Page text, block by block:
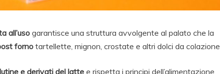
all’usogarantisce una struttura avvolgente al palato che la
forno tartellette, mignon, crostate e altri dolci da colazione.
e derivati del latte e rispetta i principi dell’alimentazione